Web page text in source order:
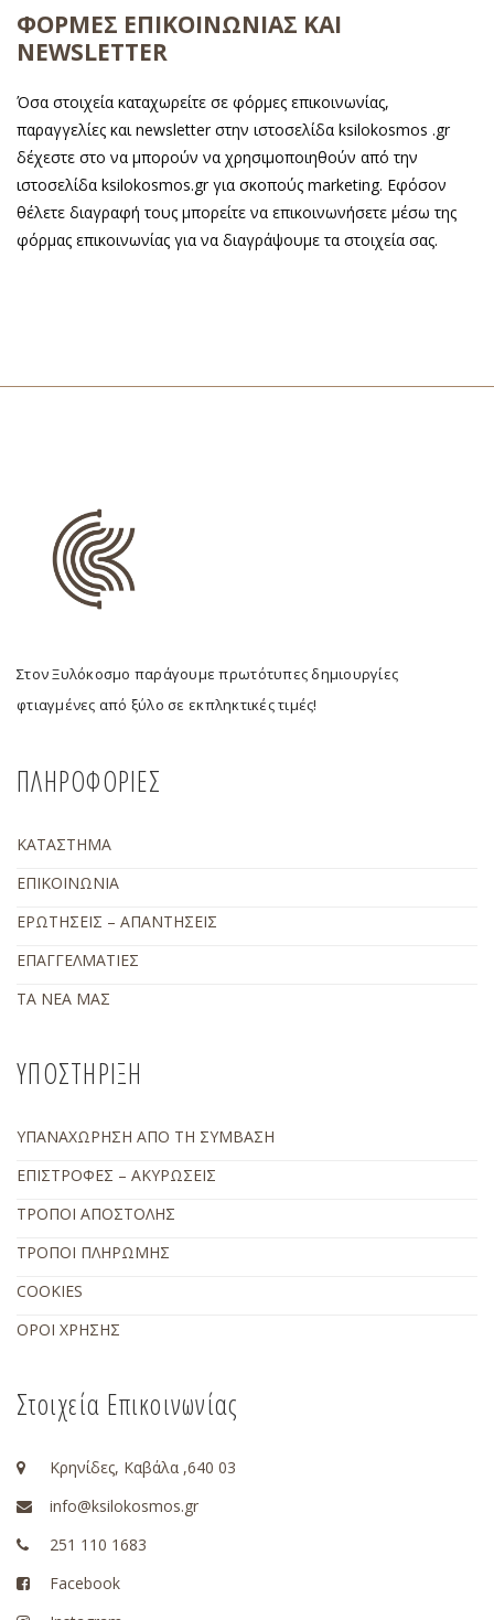
ΦΟΡΜΕΣ ΕΠΙΚΟΙΝΩΝΙΑΣ ΚΑΙ
NEWSLETTER
Όσα στοιχεία καταχωρείτε σε φόρμες επικοινωνίας,
παραγγελίες και newsletter στην ιστοσελίδα ksilokosmos .gr
δέχεστε στο να μπορούν να χρησιμοποιηθούν από την
ιστοσελίδα ksilokosmos.gr για σκοπούς marketing. Εφόσον
θέλετε διαγραφή τους μπορείτε να επικοινωνήσετε μέσω της
φόρμας επικοινωνίας για να διαγράψουμε τα στοιχεία σας.
Στον Ξυλόκοσμο παράγουμε πρωτότυπες δημιουργίες
φτιαγμένες από ξύλο σε εκπληκτικές τιμές!
ΠΛΗΡΟΦΟΡΙΕΣ
ΚΑΤΑΣΤΗΜΑ
ΕΠΙΚΟΙΝΩΝΙΑ
ΕΡΩΤΗΣΕΙΣ – ΑΠΑΝΤΗΣΕΙΣ
ΕΠΑΓΓΕΛΜΑΤΙΕΣ
ΤΑ ΝΕΑ ΜΑΣ
ΥΠΟΣΤΗΡΙΞΗ
ΥΠΑΝΑΧΩΡΗΣΗ ΑΠΟ ΤΗ ΣΥΜΒΑΣΗ
ΕΠΙΣΤΡΟΦΕΣ – ΑΚΥΡΩΣΕΙΣ
ΤΡΟΠΟΙ ΑΠΟΣΤΟΛΗΣ
ΤΡΟΠΟΙ ΠΛΗΡΩΜΗΣ
COOKIES
ΟΡΟΙ ΧΡΗΣΗΣ
Στοιχεία Επικοινωνίας
Κρηνίδες, Καβάλα ,640 03
info@ksilokosmos.gr
251 110 1683
Facebook